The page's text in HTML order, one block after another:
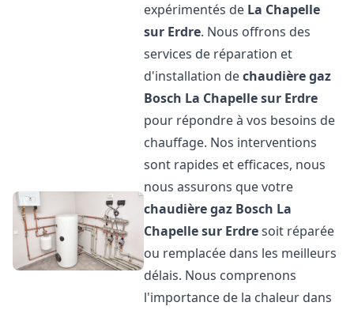
expérimentés de La Chapelle
sur Erdre. Nous offrons des
services de réparation et
d'installation dechaudière gaz
Bosch La Chapelle sur Erdre
pour répondre à vos besoins de
chauffage. Nos interventions
sont rapides et efficaces, nous
nous assurons que votre
chaudière gaz Bosch La
Chapelle sur Erdresoit réparée
ou remplacée dans les meilleurs
délais. Nous comprenons
l'importance de la chaleur dans